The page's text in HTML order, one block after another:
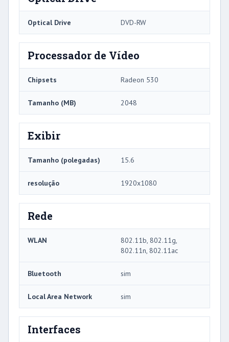
Optical Drive DVD-RW
Processador de Vídeo
Chipsets Radeon 530
Tamanho (MB) 2048
Exibir
Tamanho (polegadas) 15.6
resolução 1920x1080
Rede
WLAN
802.11b, 802.11g,
802.11n, 802.11ac
Bluetooth sim
Local Area Network sim
Interfaces